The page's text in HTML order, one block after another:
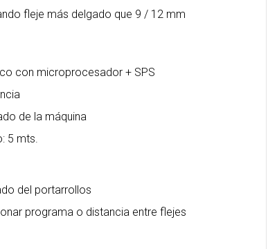
fleje más delgado que 9 / 12 mm
con microprocesador + SPS
de la máquina
5 mts.
del portarrollos
programa o distancia entre flejes